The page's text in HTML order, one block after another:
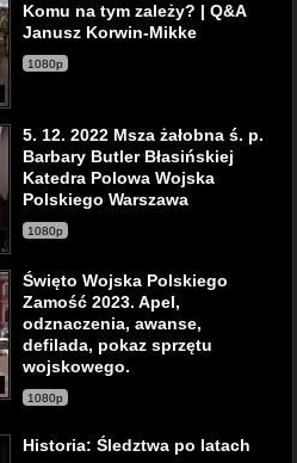
Komu na tym zależy? | Q&A
Janusz Korwin-Mikke
1080p
5. 12. 2022 Msza żałobna ś. p.
Barbary Butler Błasińskiej
Katedra Polowa Wojska
Polskiego Warszawa
1080p
Święto Wojska Polskiego
Zamość 2023. Apel,
odznaczenia, awanse,
defilada, pokaz sprzętu
wojskowego.
1080p
Historia: Śledztwa po latach